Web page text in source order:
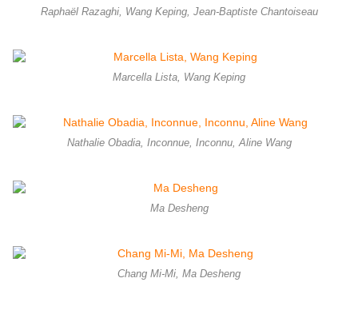
Raphaël Razaghi, Wang Keping, Jean-Baptiste Chantoiseau
Marcella Lista, Wang Keping
Nathalie Obadia, Inconnue, Inconnu, Aline Wang
Ma Desheng
Chang Mi-Mi, Ma Desheng